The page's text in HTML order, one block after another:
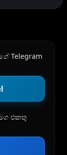
Telegram
එකතු